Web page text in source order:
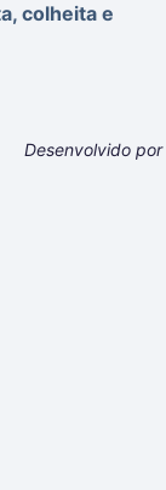
colheita e
Desenvolvido por